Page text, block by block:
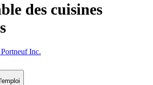
des cuisines
Inc.